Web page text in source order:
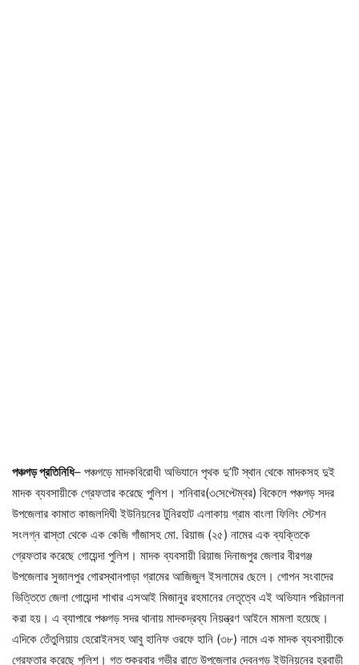
পঞ্চগড় প্রতিনিধি– পঞ্চগড়ে মাদকবিরোধী অভিযানে পৃথক দু’টি স্থান থেকে মাদকসহ দুই
মাদক ব্যবসায়ীকে গ্রেফতার করেছে পুলিশ। শনিবার(৩সেপ্টেম্বর) বিকেলে পঞ্চগড় সদর
উপজেলার কামাত কাজলদিঘী ইউনিয়নের টুনিরহাট এলাকায় গ্রাম বাংলা ফিলিং স্টেশন
সংলগ্ন রাস্তা থেকে এক কেজি গাঁজাসহ মো. রিয়াজ (২৫) নামের এক ব্যক্তিকে
গ্রেফতার করেছে গোয়েন্দা পুলিশ। মাদক ব্যবসায়ী রিয়াজ দিনাজপুর জেলার বীরগঞ্জ
উপজেলার সুজালপুর গোরস্থানপাড়া গ্রামের আজিজুল ইসলামের ছেলে। গোপন সংবাদের
ভিত্তিতে জেলা গোয়েন্দা শাখার এসআই মিজানুর রহমানের নেতৃত্বে এই অভিযান পরিচালনা
করা হয়। এ ব্যাপারে পঞ্চগড় সদর থানায় মাদকদ্রব্য নিয়ন্ত্রণ আইনে মামলা হয়েছে।
এদিকে তেঁতুলিয়ায় হেরোইনসহ আবু হানিফ ওরফে হানি (৩৮) নামে এক মাদক ব্যবসায়ীকে
গ্রেফতার করেছে পুলিশ। গত শুক্রবার গভীর রাতে উপজেলার দেবনগড় ইউনিয়নের হরবাড়ী